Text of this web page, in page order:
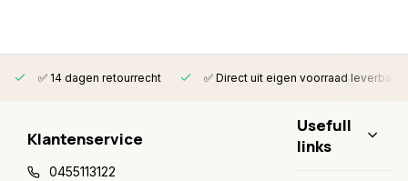
✅ 14 dagen retourrecht ✅ Direct uit eigen voorraad leverbaar
Klantenservice
0455113122
Usefull
links